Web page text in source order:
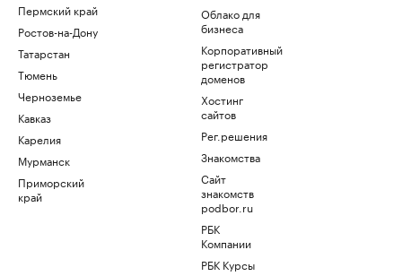
Пермский край
Ростов-на-Дону
Татарстан
Тюмень
Черноземье
Кавказ
Карелия
Мурманск
Приморский
край
Облако для
бизнеса
Корпоративный
регистратор
доменов
Хостинг
сайтов
Рег.решения
Знакомства
Сайт
знакомств
podbor.ru
РБК
Компании
РБК Курсы